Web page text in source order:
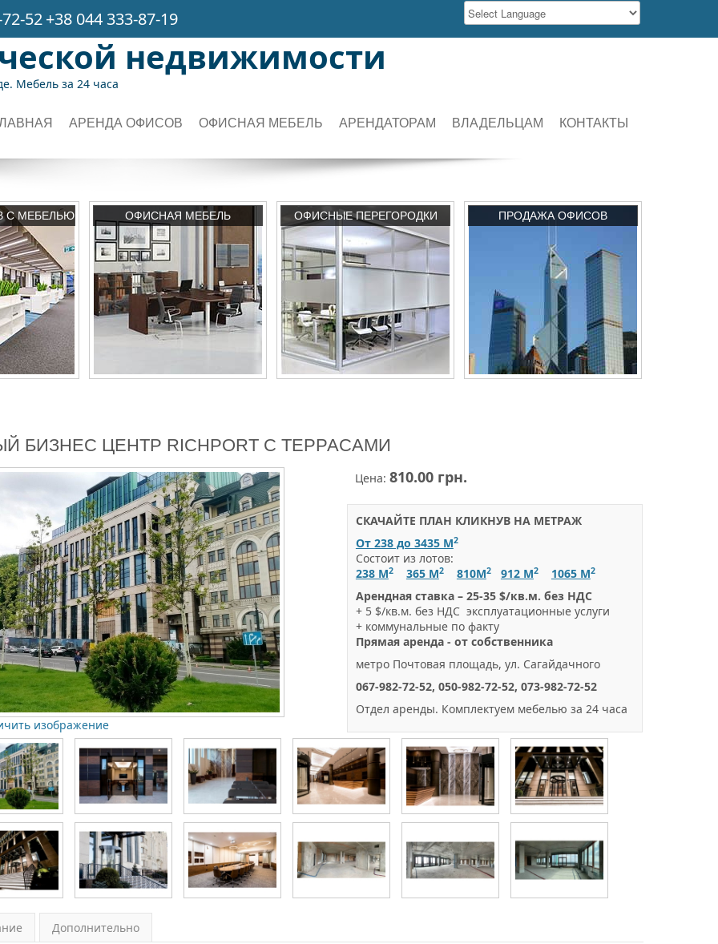
52+38 044 333-87-19
недвижимости
Мебель за 24 часа
АРЕНДА ОФИСОВ ОФИСНАЯ МЕБЕЛЬ АРЕНДАТОРАМ ВЛАДЕЛЬЦАМ КОНТАКТЫ
С МЕБЕЛЬЮ ОФИСНАЯ МЕБЕЛЬ ОФИСНЫЕ ПЕРЕГОРОДКИ ПРОДАЖА ОФИСОВ
БИЗНЕС ЦЕНТР RICHPORT С ТЕРРАСАМИ
изображение
Цена: 810.00 грн.
СКАЧАЙТЕ ПЛАН КЛИКНУВ НА МЕТРАЖ
От 238 до 3435 М2
Состоит из лотов:
238 М2 365 М2 810М2 912 М2 1065 М2
Арендная ставка – 25-35 $/кв.м. без НДС
+ 5 $/кв.м. без НДС эксплуатационные услуги
+ коммунальные по факту
Прямая аренда - от собственника
метро Почтовая площадь, ул. Сагайдачного
067-982-72-52, 050-982-72-52, 073-982-72-52
Отдел аренды. Комплектуем мебелью за 24 часа
Дополнительно